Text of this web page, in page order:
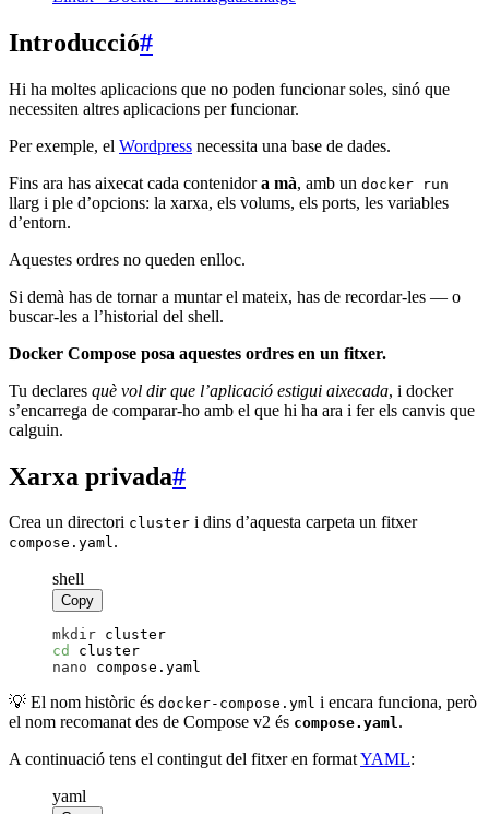
Introducció#
Hi ha moltes aplicacions que no poden funcionar soles, sinó que
necessiten altres aplicacions per funcionar.
Per exemple, el Wordpress necessita una base de dades.
Fins ara has aixecat cada contenidora mà, amb un docker run
llarg i ple d’opcions: la xarxa, els volums, els ports, les variables
d’entorn.
Aquestes ordres no queden enlloc.
Si demà has de tornar a muntar el mateix, has de recordar-les — o
buscar-les a l’historial del shell.
Docker Compose posa aquestes ordres en un fitxer.
Tu declares què vol dir que l’aplicació estigui aixecada, i docker
s’encarrega de comparar-ho amb el que hi ha ara i fer els canvis que
calguin.
Xarxa privada#
Crea un directori cluster i dins d’aquesta carpeta un fitxer
compose.yaml.
shell
Copy
mkdir cluster
cd
cluster
nano compose.yaml
💡 El nom històric és docker-compose.yml i encara funciona, però
el nom recomanat des de Compose v2 és compose.yaml.
A continuació tens el contingut del fitxer en formatYAML:
yaml